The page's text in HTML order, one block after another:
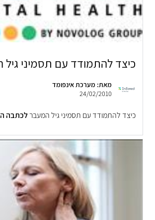
כיצד להתמודד עם תסמיני
מאת: מערכת אינפומד
24/02/2010
כיצד להתמודד עם תסמיני גיל המעברלכתבה